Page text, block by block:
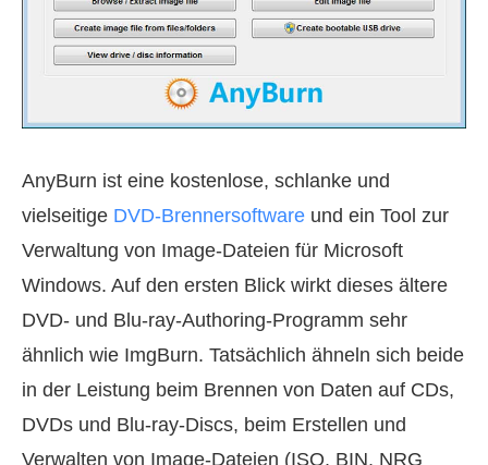
AnyBurn ist eine kostenlose, schlanke und
vielseitige DVD-Brennersoftware und ein Tool zur
Verwaltung von Image-Dateien für Microsoft
Windows. Auf den ersten Blick wirkt dieses ältere
DVD- und Blu-ray-Authoring-Programm sehr
ähnlich wie ImgBurn. Tatsächlich ähneln sich beide
in der Leistung beim Brennen von Daten auf CDs,
DVDs und Blu-ray-Discs, beim Erstellen und
Verwalten von Image-Dateien (ISO, BIN, NRG